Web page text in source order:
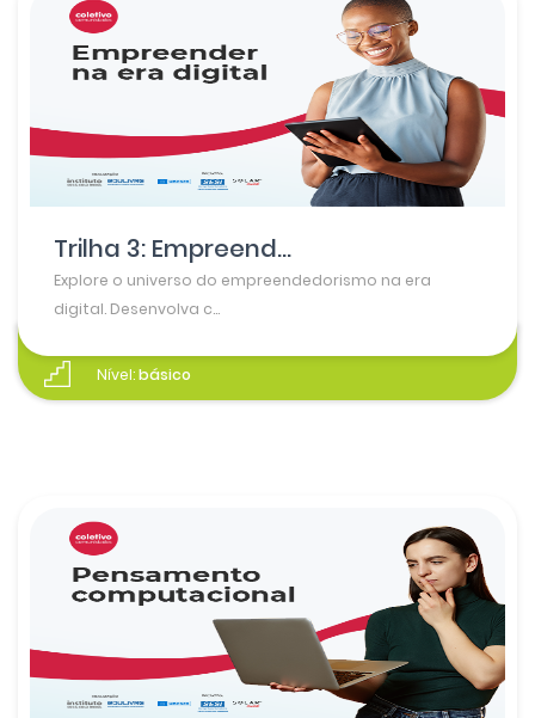
Trilha 3: Empreend...
Explore o universo do empreendedorismo na era
digital. Desenvolva c...
Nível:básico